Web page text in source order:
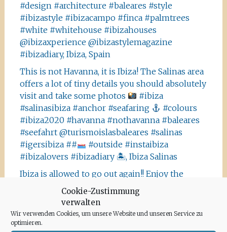
Cookie-Zustimmung
verwalten
Wir verwenden Cookies, um unsere Website und unseren Service zu
optimieren.
#design #architecture #baleares #style
#ibizastyle #ibizacampo #finca #palmtrees
#white #whitehouse #ibizahouses
@ibizaxperience @ibizastylemagazine
#ibizadiary, Ibiza, Spain
This is not Havanna, it is Ibiza! The Salinas area
offers a lot of tiny details you should absolutely
visit and take some photos
#ibiza
#salinasibiza #anchor #seafaring
#colours
#ibiza2020 #havanna #nothavanna #baleares
#seefahrt @turismoislasbaleares #salinas
#igersibiza ##
#outside #instaibiza
#ibizalovers #ibizadiary 🏝, Ibiza Salinas
Ibiza is allowed to go out again!! Enjoy the
beauty of the island, even if it’s only possible
for some hours a day at the moment. We
recommend the Santa Agnes area for a nice
Corona-walk